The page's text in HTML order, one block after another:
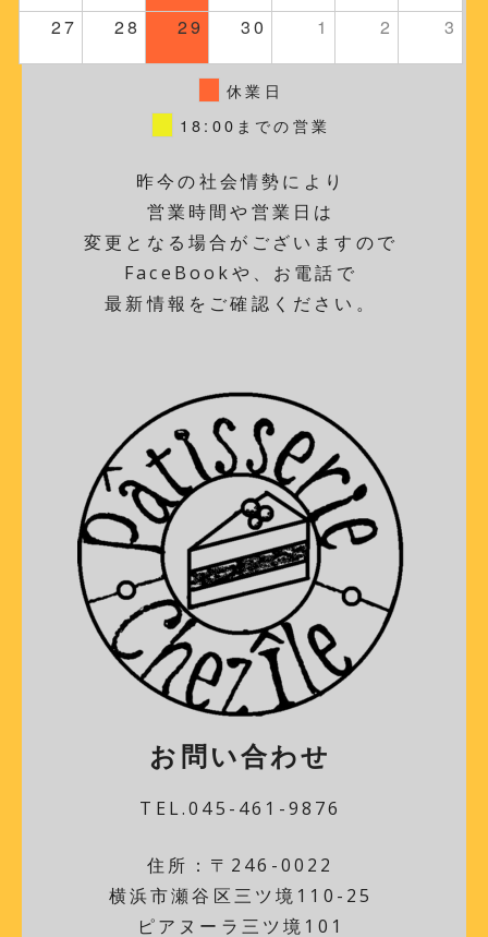
27 28 29 30 1 2 3
休業日
18:00までの営業
昨今の社会情勢により
営業時間や営業日は
変更となる場合がございますので
FaceBookや、お電話で
最新情報をご確認ください。
お問い合わせ
TEL.045-461-9876
住所：〒246-0022
横浜市瀬谷区三ツ境110-25
ピアヌーラ三ツ境101